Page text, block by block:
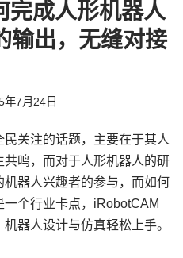
成人形机器人
输出，无缝对接
年7月24日
关注的话题，主要在于其人
鸣，而对于人形机器人的研
器人兴趣者的参与，而如何
个行业卡点，iRobotCAM
器人设计与仿真轻松上手。